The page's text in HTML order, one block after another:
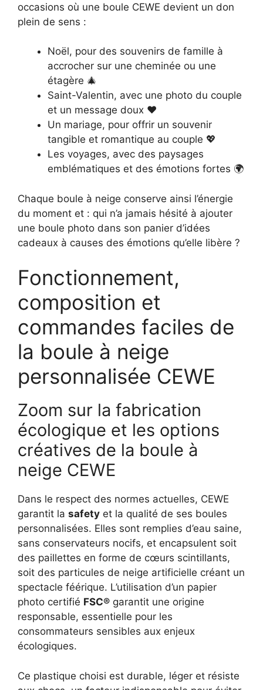
occasions où une boule CEWE devient un don
plein de sens :
Noël, pour des souvenirs de famille à
accrocher sur une cheminée ou une
étagère 🎄
Saint-Valentin, avec une photo du couple
et un message doux ❤️
Un mariage, pour offrir un souvenir
tangible et romantique au couple 💖
Les voyages, avec des paysages
emblématiques et des émotions fortes 🌍
Chaque boule à neige conserve ainsi l’énergie
du moment et : qui n’a jamais hésité à ajouter
une boule photo dans son panier d’idées
cadeaux à causes des émotions qu’elle libère ?
Fonctionnement,
composition et
commandes faciles de
la boule à neige
personnalisée CEWE
Zoom sur la fabrication
écologique et les options
créatives de la boule à
neige CEWE
Dans le respect des normes actuelles, CEWE
garantit la safety et la qualité de ses boules
personnalisées. Elles sont remplies d’eau saine,
sans conservateurs nocifs, et encapsulent soit
des paillettes en forme de cœurs scintillants,
soit des particules de neige artificielle créant un
spectacle féérique. L’utilisation d’un papier
photo certifié FSC® garantit une origine
responsable, essentielle pour les
consommateurs sensibles aux enjeux
écologiques.
Ce plastique choisi est durable, léger et résiste